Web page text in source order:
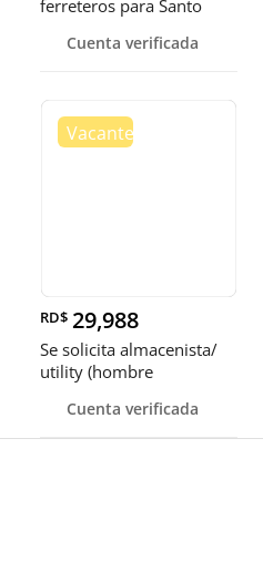
ferreteros para Santo
Cuenta verificada
RD$ 29,988
Se solicita almacenista/
utility (hombre
Cuenta verificada